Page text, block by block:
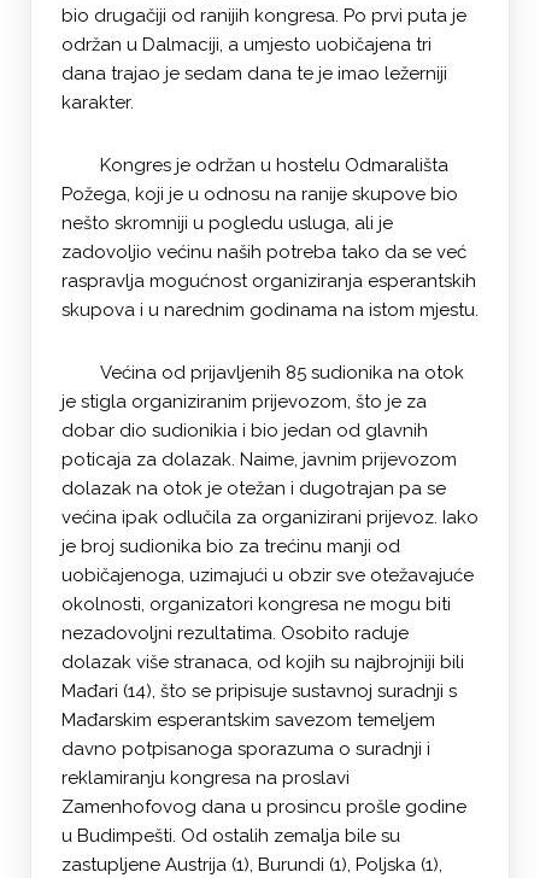
bio drugačiji od ranijih kongresa. Po prvi puta je
održan u Dalmaciji, a umjesto uobičajena tri
dana trajao je sedam dana te je imao ležerniji
karakter.
Kongres je održan u hostelu Odmarališta
Požega, koji je u odnosu na ranije skupove bio
nešto skromniji u pogledu usluga, ali je
zadovoljio većinu naših potreba tako da se već
raspravlja mogućnost organiziranja esperantskih
skupova i u narednim godinama na istom mjestu.
Većina od prijavljenih 85 sudionika na otok
je stigla organiziranim prijevozom, što je za
dobar dio sudionikia i bio jedan od glavnih
poticaja za dolazak. Naime, javnim prijevozom
dolazak na otok je otežan i dugotrajan pa se
većina ipak odlučila za organizirani prijevoz. Iako
je broj sudionika bio za trećinu manji od
uobičajenoga, uzimajući u obzir sve otežavajuće
okolnosti, organizatori kongresa ne mogu biti
nezadovoljni rezultatima. Osobito raduje
dolazak više stranaca, od kojih su najbrojniji bili
Mađari (14), što se pripisuje sustavnoj suradnji s
Mađarskim esperantskim savezom temeljem
davno potpisanoga sporazuma o suradnji i
reklamiranju kongresa na proslavi
Zamenhofovog dana u prosincu prošle godine
u Budimpešti. Od ostalih zemalja bile su
zastupljene Austrija (1), Burundi (1), Poljska (1),